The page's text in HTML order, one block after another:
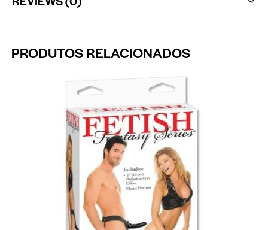
PRODUTOS RELACIONADOS